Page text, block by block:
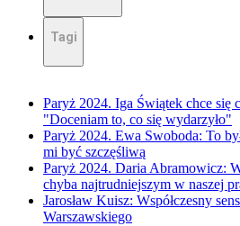
Tagi
Paryż 2024. Iga Świątek chce się
"Doceniam to, co się wydarzyło"
Paryż 2024. Ewa Swoboda: To
mi być szczęśliwą
Paryż 2024. Daria Abramowicz:
chyba najtrudniejszym w naszej
Jarosław Kuisz: Współczesny
Warszawskiego